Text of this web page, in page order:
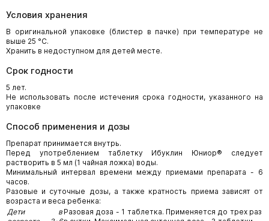
Условия хранения
В оригинальной упаковке (блистер в пачке) при температуре не
выше 25 °С.
Хранить в недоступном для детей месте.
Срок годности
5 лет.
Не использовать после истечения срока годности, указанного на
упаковке
Способ применения и дозы
Препарат принимается внутрь.
Перед употреблением таблетку Ибуклин Юниор® следует
растворить в 5 мл (1 чайная ложка) воды.
Минимальный интервал времени между приемами препарата - 6
часов.
Разовые и суточные дозы, а также кратность приема зависят от
возраста и веса ребенка:
Дети в Разовая доза - 1 таблетка. Применяется до трех раз